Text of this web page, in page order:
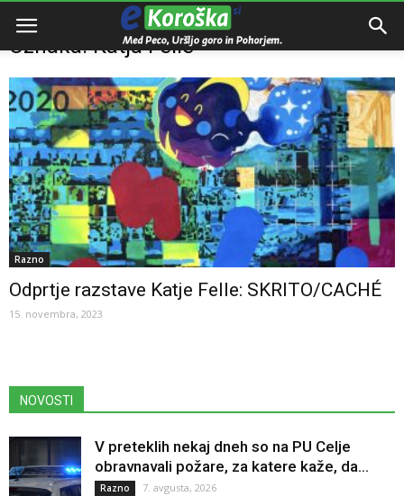
Domov Katja Felle
Oznaka: Katja Felle
Razno
Odprtje razstave Katje Felle: SKRITO/CACHÉ
15. novembra, 2023
NOVOSTI
V preteklih nekaj dneh so na PU Celje
obravnavali požare, za katere kaže, da...
Razno 7. avgusta, 2026